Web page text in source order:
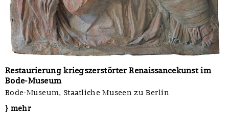
Restaurierung kriegszerstörter Renaissancekunst im
Bode-Museum
Bode-Museum, Staatliche Museen zu Berlin
} mehr